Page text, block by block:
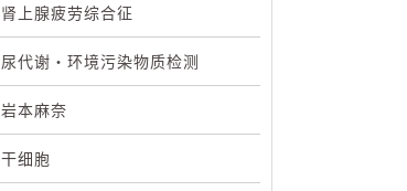
肾上腺疲劳综合征
尿代谢・环境污染物质检测
岩本麻奈
干细胞